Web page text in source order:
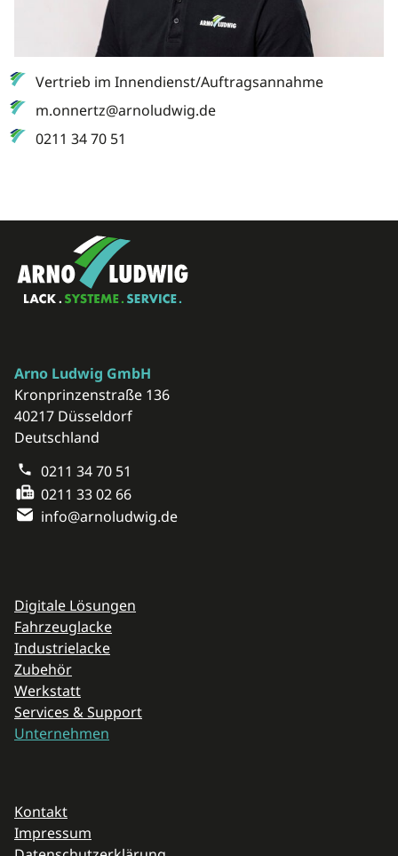
Vertrieb im Innendienst/Auftragsannahme
m.onnertz@arnoludwig.de
0211 34 70 51
Arno Ludwig GmbH
Kronprinzenstraße 136
40217 Düsseldorf
Deutschland
0211 34 70 51
0211 33 02 66
info@arnoludwig.de
Navigation überspringen
Digitale Lösungen
Fahrzeuglacke
Industrielacke
Zubehör
Werkstatt
Services & Support
Unternehmen
Navigation überspringen
Kontakt
Impressum